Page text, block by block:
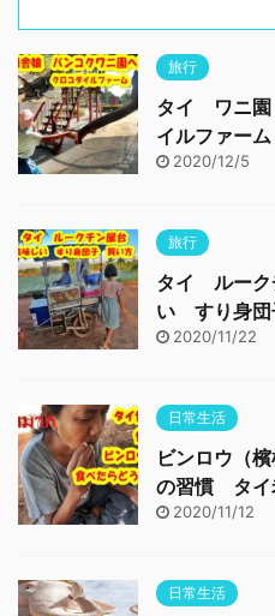
旅行
タイ ワニ
イルファー
2020/12/5
旅行
タイ ルーク
い すり身団
2020/11/22
日常生活
ビンロウ（
の習慣 タイ
2020/11/12
日常生活